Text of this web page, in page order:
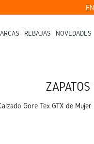
REBAJAS NOVEDADES
Gore Tex GTX de